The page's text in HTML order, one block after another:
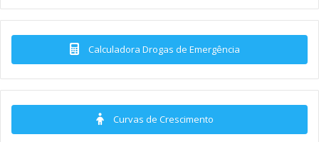
Calculadora Drogas de Emergência
Curvas de Crescimento